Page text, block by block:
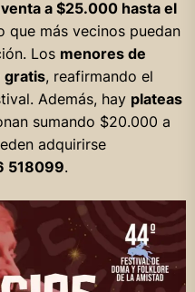
a $25.000 hasta el
que más vecinos puedan
Los menores de
gratis, reafirmando el
Además, hay plateas
sumando $20.000 a
adquirirse
518099.